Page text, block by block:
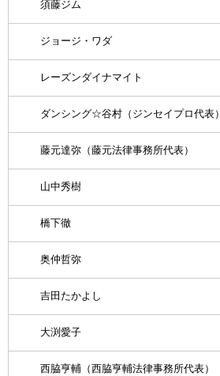
須藤ジム
ジョージ・ワダ
レーズンダイナマイト
ダンシング☆谷村（ジンセイプロ代表）
藤元達弥（藤元法律事務所代表）
山中秀樹
橋下徹
奥仲哲弥
吉田たかよし
大渕愛子
西脇亨輔（西脇亨輔法律事務所代表）